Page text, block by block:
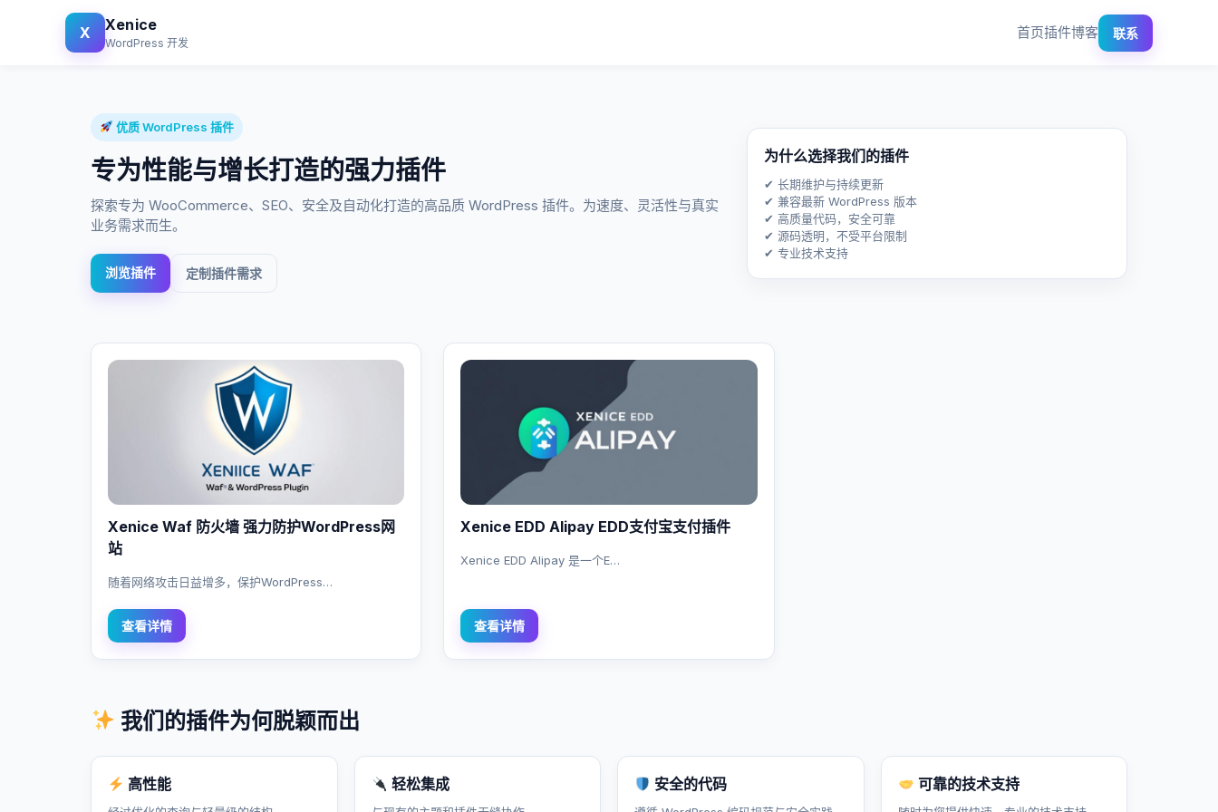
X Xenice
WordPress 开发
首页插件博客 联系
优质 WordPress 插件
专为性能与增长打造的强力插件
探索专为 WooCommerce、SEO、安全及自动化打造的高品质 WordPress 插件。为速度、灵活性与真实
业务需求而生。
浏览插件 定制插件需求
为什么选择我们的插件
✔ 长期维护与持续更新
✔ 兼容最新 WordPress 版本
✔ 高质量代码，安全可靠
✔ 源码透明，不受平台限制
✔ 专业技术支持
Xenice Waf 防火墙 强力防护WordPress网
站
随着网络攻击日益增多，保护WordPress…
查看详情
Xenice EDD Alipay EDD支付宝支付插件
Xenice EDD Alipay 是一个E…
查看详情
我们的插件为何脱颖而出
高性能 轻松集成 安全的代码 可靠的技术支持